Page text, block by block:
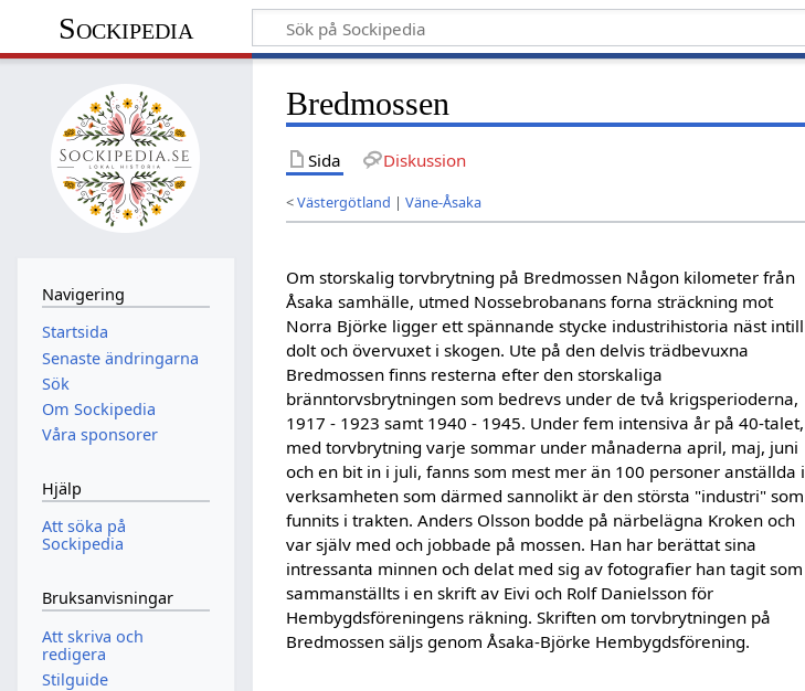
Sockipedia
Bredmossen
Sida Diskussion
<Västergötland |Väne-Åsaka
Om storskalig torvbrytning på Bredmossen Någon kilometer från
Åsaka samhälle, utmed Nossebrobanans forna sträckning mot
Norra Björke ligger ett spännande stycke industrihistoria näst intill
dolt och övervuxet i skogen. Ute på den delvis trädbevuxna
Bredmossen finns resterna efter den storskaliga
bränntorvsbrytningen som bedrevs under de två krigsperioderna,
1917 - 1923 samt 1940 - 1945. Under fem intensiva år på 40-talet,
med torvbrytning varje sommar under månaderna april, maj, juni
och en bit in i juli, fanns som mest mer än 100 personer anställda i
verksamheten som därmed sannolikt är den största "industri" som
funnits i trakten. Anders Olsson bodde på närbelägna Kroken och
var själv med och jobbade på mossen. Han har berättat sina
intressanta minnen och delat med sig av fotografier han tagit som
sammanställts i en skrift av Eivi och Rolf Danielsson för
Hembygdsföreningens räkning. Skriften om torvbrytningen på
Bredmossen säljs genom Åsaka-Björke Hembygdsförening.
Navigering
Startsida
Senaste ändringarna
Sök
Om Sockipedia
Våra sponsorer
Hjälp
Att söka på
Sockipedia
Bruksanvisningar
Att skriva och
redigera
Stilguide